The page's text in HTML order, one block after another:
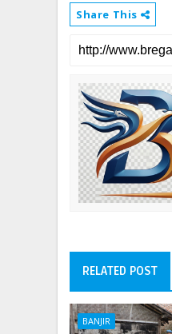
Share This
RELATED POST
BANJIR